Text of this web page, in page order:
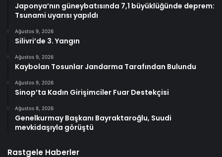
Japonya’nın güneybatısında 7,1 büyüklüğünde deprem:
Tsunami uyarısı yapıldı
Ağustos 9, 2026
Silivri’de 3. Yangın
Ağustos 9, 2026
Kaybolan Tosunlar Jandarma Tarafından Bulundu
Ağustos 9, 2026
Sinop’ta Kadın Girişimciler Fuar Destekçisi
Ağustos 8, 2026
Genelkurmay Başkanı Bayraktaroğlu, Suudi
mevkidaşıyla görüştü
Rastgele Haberler